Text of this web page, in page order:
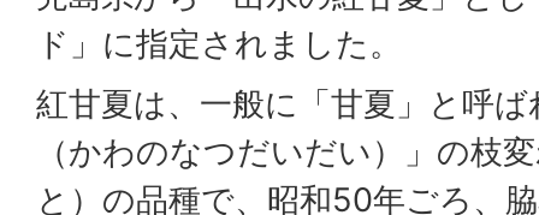
ド」に指定されました。
紅甘夏は、一般に「甘夏」と呼
（かわのなつだいだい）」の枝
と）の品種で、昭和50年ごろ、